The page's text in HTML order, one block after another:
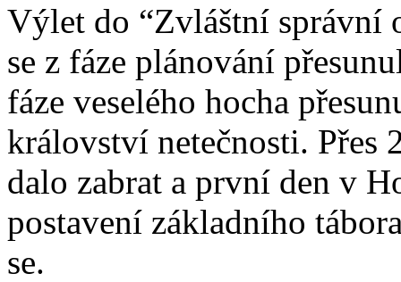
Výlet do “Zvláštní správní
se z fáze plánování
fáze veselého hocha
království netečnosti. Přes
dalo zabrat a první den v
postavení základního
se.